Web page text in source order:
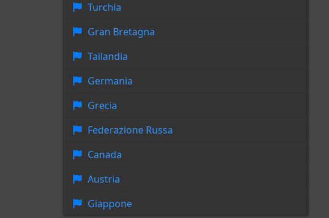
Turchia
Gran Bretagna
Tailandia
Germania
Grecia
Federazione Russa
Canada
Austria
Giappone